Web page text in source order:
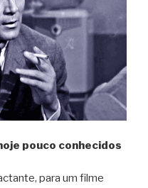
pouco conhecidos
para um filme